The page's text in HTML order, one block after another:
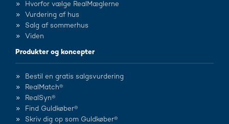
Hvorfor vælge RealMæglerne
Vurdering af hus
Salg af sommerhus
Viden
Produkter og koncepter
Bestil en gratis salgsvurdering
RealMatch®
RealSyn®
Find Guldkøber®
Skriv dig op som Guldkøber®